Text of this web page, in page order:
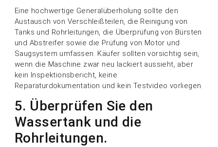
Eine hochwertige Generalüberholung sollte den
Austausch von Verschleißteilen, die Reinigung von
Tanks und Rohrleitungen, die Überprüfung von Bürsten
und Abstreifer sowie die Prüfung von Motor und
Saugsystem umfassen. Käufer sollten vorsichtig sein,
wenn die Maschine zwar neu lackiert aussieht, aber
kein Inspektionsbericht, keine
Reparaturdokumentation und kein Testvideo vorliegen.
5. Überprüfen Sie den
Wassertank und die
Rohrleitungen.